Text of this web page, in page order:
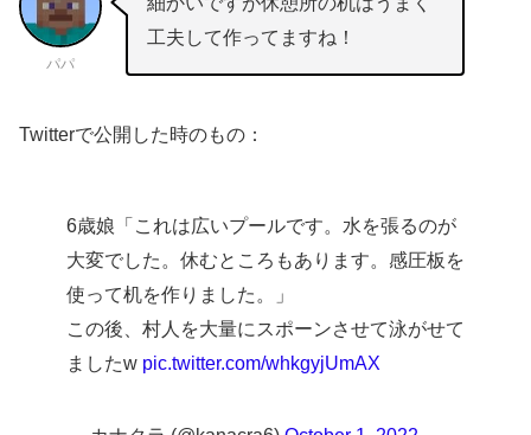
パパ
工夫して作ってますね！
Twitterで公開した時のもの：
6歳娘「これは広いプールです。水を張るのが
大変でした。休むところもあります。感圧板を
使って机を作りました。」
この後、村人を大量にスポーンさせて泳がせて
ましたw pic.twitter.com/whkgyjUmAX